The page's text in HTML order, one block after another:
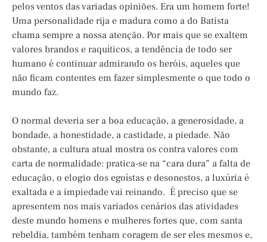
pelos ventos das variadas opiniões. Era um homem forte!
Uma personalidade rija e madura como a do Batista
chama sempre a nossa atenção. Por mais que se exaltem
valores brandos e raquíticos, a tendência de todo ser
humano é continuar admirando os heróis, aqueles que
não ficam contentes em fazer simplesmente o que todo o
mundo faz.
O normal deveria ser a boa educação, a generosidade, a
bondade, a honestidade, a castidade, a piedade. Não
obstante, a cultura atual mostra os contra valores com
carta de normalidade: pratica-se na “cara dura” a falta de
educação, o elogio dos egoístas e desonestos, a luxúria é
exaltada e a impiedade vai reinando. É preciso que se
apresentem nos mais variados cenários das atividades
deste mundo homens e mulheres fortes que, com santa
rebeldia, também tenham coragem de ser eles mesmos e,